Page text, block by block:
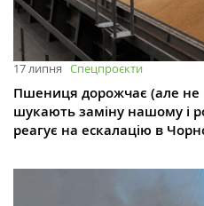
17 липня Спецпроєкти
Пшениця дорожчає (але не
шукають заміну нашому і
реагує на ескалацію в